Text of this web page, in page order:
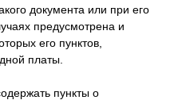
документа или при его
предусмотрена и
его пунктов,
платы.
пункты о